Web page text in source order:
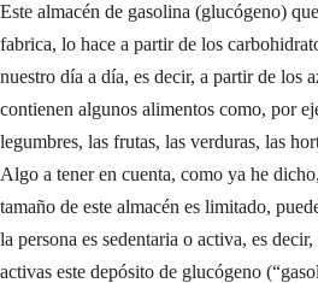
Este almacén de gasolina (glucógeno)
fabrica, lo hace a partir de los
nuestro día a día, es decir, a partir de los
contienen algunos alimentos como, por
legumbres, las frutas, las verduras, las
Algo a tener en cuenta, como ya he
tamaño de este almacén es limitado,
la persona es sedentaria o activa, es
activas este depósito de glucógeno